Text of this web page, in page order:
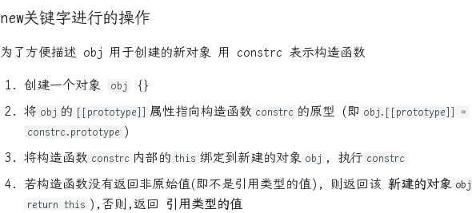
new关键字进行的操作
为了方便描述 obj 用于创建的新对象 用 constrc 表示构造函数
创建一个对象 obj
{}
将 obj 的 [[prototype]] 属性指向构造函数 constrc 的原型 (即 obj.[[prototype]] =
constrc.prototype )
将构造函数 constrc 内部的 this 绑定到新建的对象 obj , 执行 constrc
若构造函数没有返回非原始值(即不是引用类型的值), 则返回该 新建的对象 obj
return this ),否则,返回 引用类型的值